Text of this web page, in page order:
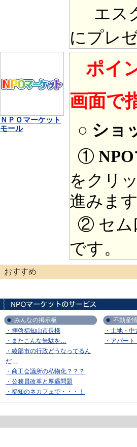
エス
にプレ
ＮＰＯマーケット
モール
ポイ
画面で
○ ショ
①
をクリ
進みます
② セム
です。
おすすめ
みんなの掲示板
・拝啓福知山市長様
・またこんな無駄を…
・綾部市の行政どうなってるん
だ…
・商工会議所の私物化？？？
・公務員改革と厚遇問題
・福知のネカフェで・・・！
不動産
・土地・
・アパー